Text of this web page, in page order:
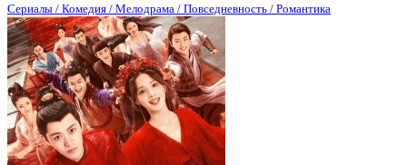
Сериалы / Комедия / Мелодрама / Повседневность / Романтика